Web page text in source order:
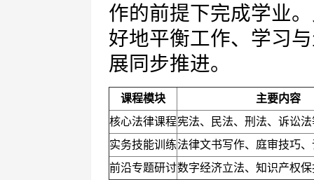
作的前提下完成学业
好地平衡工作、学习
展同步推进。
课程模块
主要内容
核心法律课程宪法、民法、刑法、诉讼
实务技能训练法律文书写作、庭审技巧
前沿专题研讨数字经济立法、知识产权